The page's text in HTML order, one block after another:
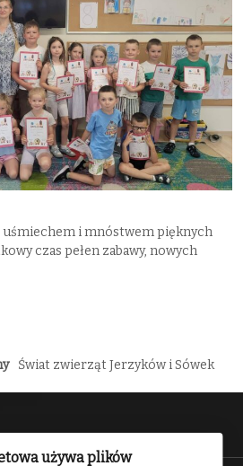
uśmiechem i mnóstwem pięknych
czas pełen zabawy, nowych
Świat zwierząt Jerzyków i Sówek
używa plików